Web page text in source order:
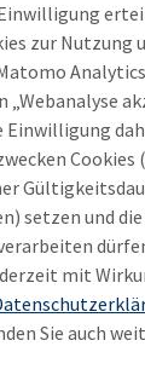
zur Nutzung
„Webanalyse
Einwilligung
Cookies
setzen und die
mit
Sie auch
diese
über E-
der
werden.
beträgt bei
Tage ab